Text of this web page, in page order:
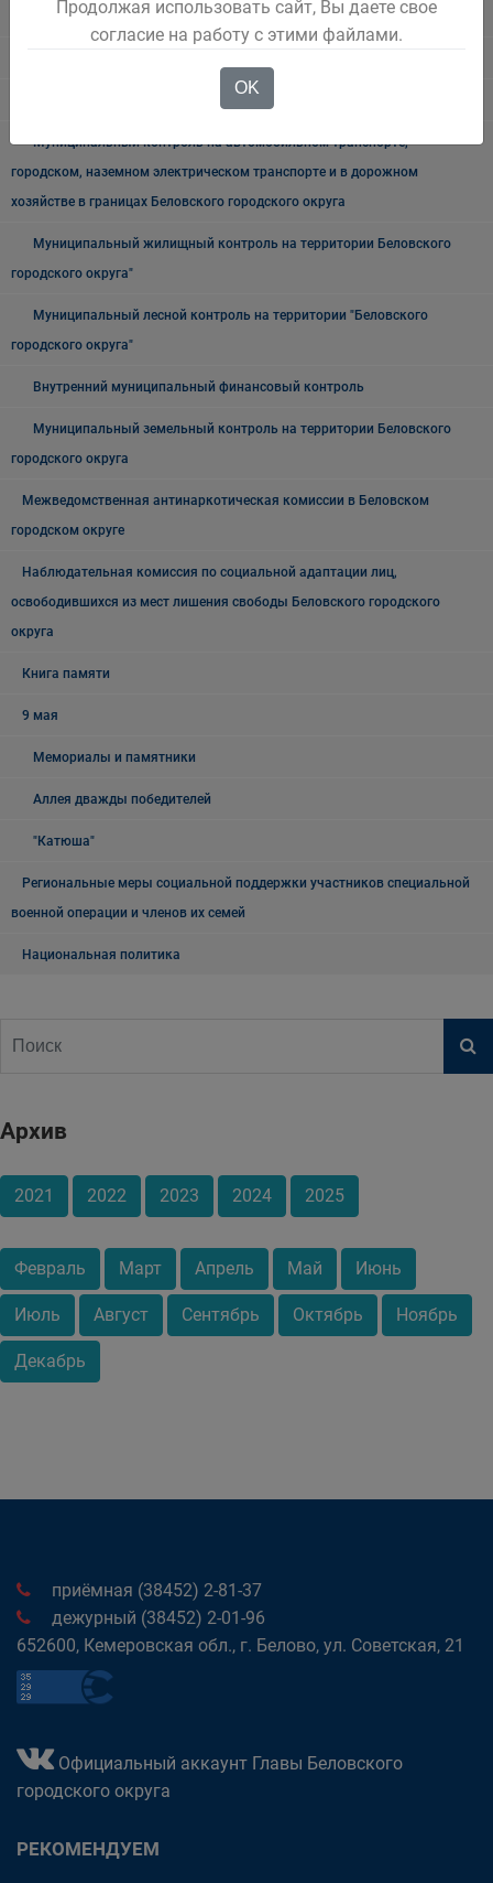
Информация для заказчиков
Муниципальный контроль на автомобильном транспорте,
городском, наземном электрическом транспорте и в дорожном
хозяйстве в границах Беловского городского округа
Муниципальный жилищный контроль на территории Беловского
городского округа"
Муниципальный лесной контроль на территории "Беловского
городского округа"
Внутренний муниципальный финансовый контроль
Муниципальный земельный контроль на территории Беловского
городского округа
Межведомственная антинаркотическая комиссии в Беловском
городском округе
Наблюдательная комиссия по социальной адаптации лиц,
освободившихся из мест лишения свободы Беловского городского
округа
Книга памяти
9 мая
Мемориалы и памятники
Аллея дважды победителей
"Катюша"
Региональные меры социальной поддержки участников специальной
военной операции и членов их семей
Национальная политика
Архив
2021 2022 2023 2024 2025
Февраль Март Апрель Май Июнь
Июль Август Сентябрь Октябрь Ноябрь
Декабрь
приёмная (38452) 2-81-37
дежурный (38452) 2-01-96
652600, Кемеровская обл., г. Белово, ул. Советская, 21
Официальный аккаунт Главы Беловского
городского округа
РЕКОМЕНДУЕМ
Продолжая использовать сайт, Вы даете свое
согласие на работу с этими файлами.
OK